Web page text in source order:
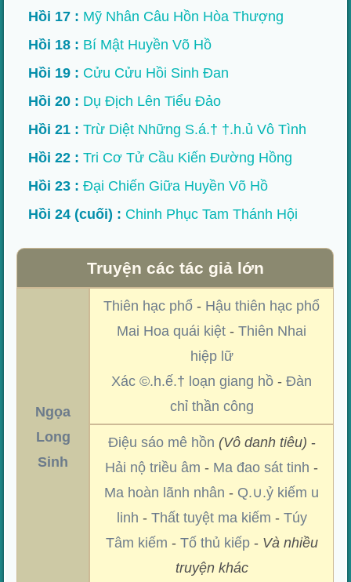
Hồi 17 : Mỹ Nhân Câu Hồn Hòa Thượng
Hồi 18 : Bí Mật Huyền Võ Hồ
Hồi 19 : Cửu Cửu Hồi Sinh Đan
Hồi 20 : Dụ Địch Lên Tiểu Đảo
Hồi 21 : Trừ Diệt Những S.á.† †.h.ủ Vô Tình
Hồi 22 : Tri Cơ Tử Cầu Kiến Đường Hồng
Hồi 23 : Đại Chiến Giữa Huyền Võ Hồ
Hồi 24 (cuối) : Chinh Phục Tam Thánh Hội
Truyện các tác giả lớn
Ngọa
Long
Sinh
Thiên hạc phổ - Hậu thiên hạc phổ
Mai Hoa quái kiệt -Thiên Nhai
hiệp lữ
Xác ©.h.ế.† loạn giang hồ -Đàn
chỉ thần công
Điệu sáo mê hồn (Vô danh tiêu) -
Hải nộ triều âm - Ma đao sát tinh -
Ma hoàn lãnh nhân - Q.∪.ỷ kiếm u
linh - Thất tuyệt ma kiếm - Túy
Tâm kiếm - Tố thủ kiếp- Và nhiều
truyện khác